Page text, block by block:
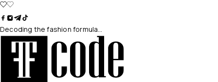
Decoding the fashion formula…